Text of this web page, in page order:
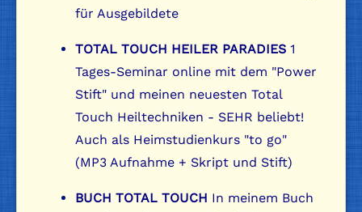
für Ausgebildete
TOTAL TOUCH HEILER PARADIES 1
Tages-Seminar online mit dem "Power
Stift" und meinen neuesten Total
Touch Heiltechniken - SEHR beliebt!
Auch als Heimstudienkurs "to go"
(MP3 Aufnahme + Skript und Stift)
BUCH TOTAL TOUCH In meinem Buch